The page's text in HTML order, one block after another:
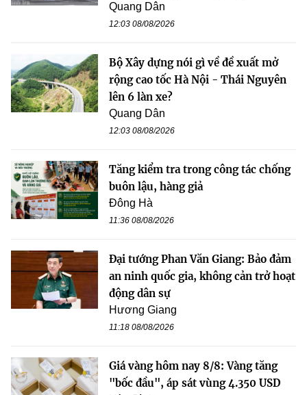
Quang Dân
12:03 08/08/2026
Bộ Xây dựng nói gì về đề xuất mở
rộng cao tốc Hà Nội - Thái Nguyên
lên 6 làn xe?
Quang Dân
12:03 08/08/2026
Tăng kiểm tra trong công tác chống
buôn lậu, hàng giả
Đông Hà
11:36 08/08/2026
Đại tướng Phan Văn Giang: Bảo đảm
an ninh quốc gia, không cản trở hoạt
động dân sự
Hương Giang
11:18 08/08/2026
Giá vàng hôm nay 8/8: Vàng tăng
"bốc đầu", áp sát vùng 4.350 USD